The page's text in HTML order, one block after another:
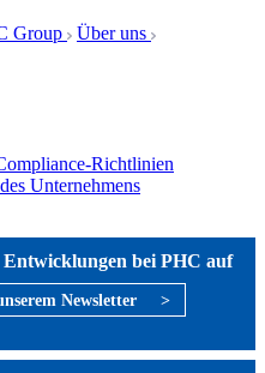
Group Über uns
Richtlinien
Unternehmens
Entwicklungen bei PHC auf
Newsletter >